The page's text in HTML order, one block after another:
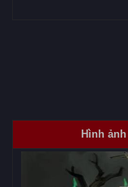
Hình ảnh